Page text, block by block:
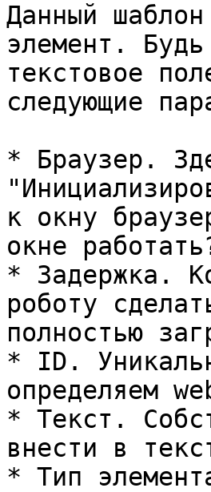
Данный
элемент.
текстовое
следующие
* Браузер.
к окну
окне
* Задержка.
роботу
полностью
* ID.
определяем
* Текст.
внести в
* Тип